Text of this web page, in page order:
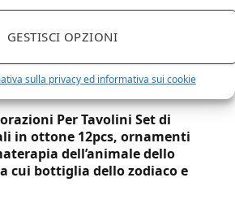
GESTISCI OPZIONI
sulla privacy ed informativa sui cookie
Per Tavolini Set di
in ottone 12pcs, ornamenti
dell’animale dello
cui bottiglia dello zodiaco e